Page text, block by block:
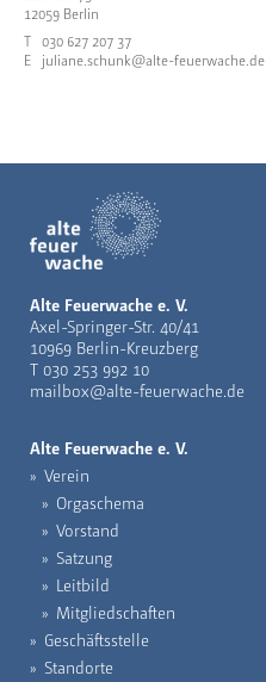
12059 Berlin
T 030 627 207 37
E
juliane.schunk@alte-feuerwache.de
Alte Feuerwache e. V.
Axel-Springer-Str. 40/41
10969 Berlin-Kreuzberg
T 030 253 992 10
mailbox@alte-feuerwache.de
Alte Feuerwache e. V.
Verein
Orgaschema
Vorstand
Satzung
Leitbild
Mitgliedschaften
Geschäftsstelle
Standorte